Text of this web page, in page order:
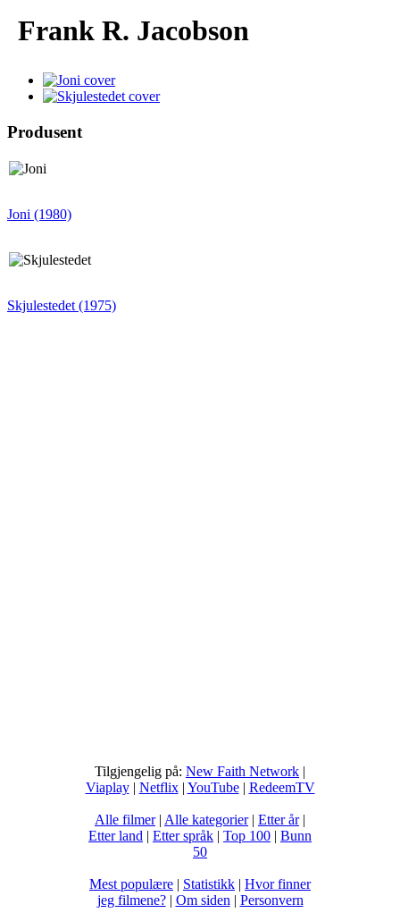
Frank R. Jacobson
Produsent
Joni (1980)
Skjulestedet (1975)
Tilgjengelig på: New Faith Network |
Viaplay| Netflix| YouTube| RedeemTV
Alle filmer| Alle kategorier| Etter år|
Etter land | Etter språk | Top 100 | Bunn
50
Mest populære | Statistikk | Hvor finner
jeg filmene?| Om siden | Personvern